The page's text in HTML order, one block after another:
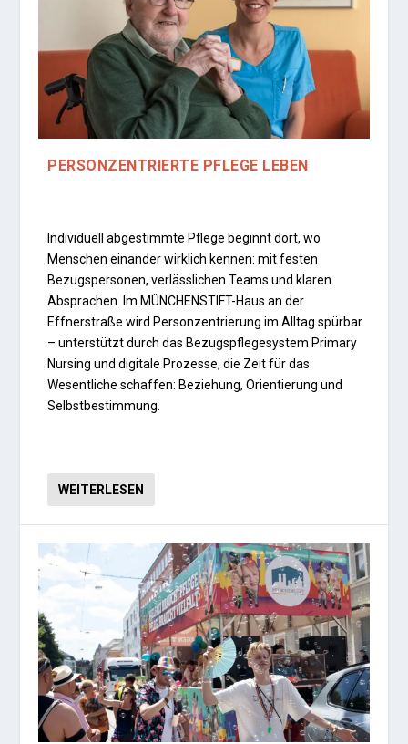
PERSONZENTRIERTE PFLEGE LEBEN
Individuell abgestimmte Pflege beginnt dort, wo
Menschen einander wirklich kennen: mit festen
Bezugspersonen, verlässlichen Teams und klaren
Absprachen. Im MÜNCHENSTIFT-Haus an der
Effnerstraße wird Personzentrierung im Alltag spürbar
– unterstützt durch das Bezugspflegesystem Primary
Nursing und digitale Prozesse, die Zeit für das
Wesentliche schaffen: Beziehung, Orientierung und
Selbstbestimmung.
WEITERLESEN